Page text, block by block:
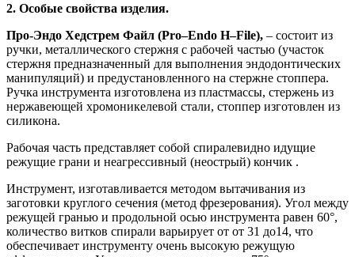
2. Особые свойства изделия.
Про-Эндо Хедстрем Файл (Pro–Endo H–File), – состоит из
ручки, металлического стержня с рабочей частью (участок
стержня предназначенный для выполнения эндодонтических
манипуляций) и предустановленного на стержне стоппера.
Ручка инструмента изготовлена из пластмассы, стержень из
нержавеющей хромоникелевой стали, стоппер изготовлен из
силикона.
Рабочая часть представляет собой спиралевидно идущие
режущие грани и неагрессивный (неострый) кончик .
Инструмент, изготавливается методом вытачивания из
заготовки круглого сечения (метод фрезерования). Угол между
режущей гранью и продольной осью инструмента равен 60°,
количество витков спирали варьирует от от 31 до14, что
обеспечивает инструменту очень высокую режущую